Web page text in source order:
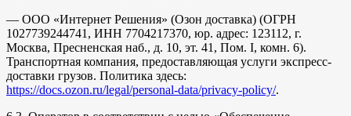
— ООО «Интернет Решения» (Озон доставка) (ОГРН
1027739244741, ИНН 7704217370, юр. адрес: 123112, г.
Москва, Пресненская наб., д. 10, эт. 41, Пом. I, комн. 6).
Транспортная компания, предоставляющая услуги экспресс-
доставки грузов. Политика здесь:
https://docs.ozon.ru/legal/personal-data/privacy-policy/.